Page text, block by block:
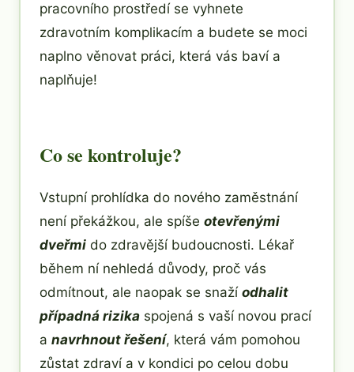
pracovního prostředí se vyhnete
zdravotním komplikacím a budete se moci
naplno věnovat práci, která vás baví a
naplňuje!
Co se kontroluje?
Vstupní prohlídka do nového zaměstnání
není překážkou, ale spíše otevřenými
dveřmi do zdravější budoucnosti. Lékař
během ní nehledá důvody, proč vás
odmítnout, ale naopak se snaží odhalit
případná rizika spojená s vaší novou prací
a navrhnout řešení, která vám pomohou
zůstat zdraví a v kondici po celou dobu